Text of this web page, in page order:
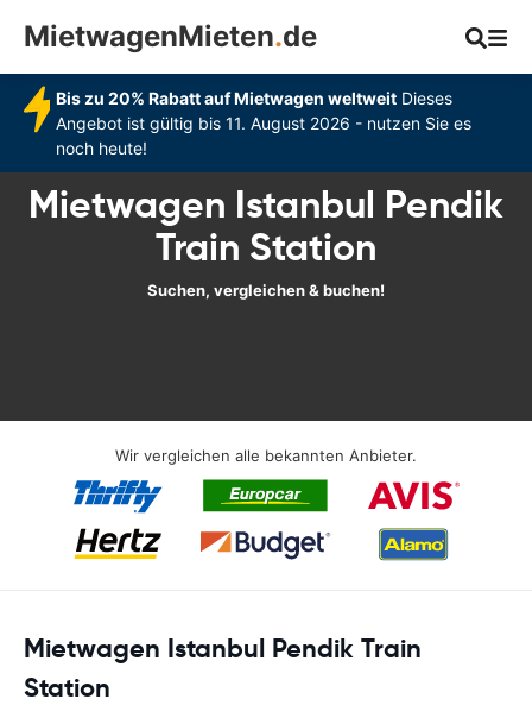
MietwagenMieten.de
Bis zu 20% Rabatt auf Mietwagen weltweitDieses
Angebot ist gültig bis 11. August 2026 - nutzen Sie es
noch heute!
Mietwagen Istanbul Pendik
Train Station
Suchen, vergleichen & buchen!
Wir vergleichen alle bekannten Anbieter.
Mietwagen Istanbul Pendik Train
Station